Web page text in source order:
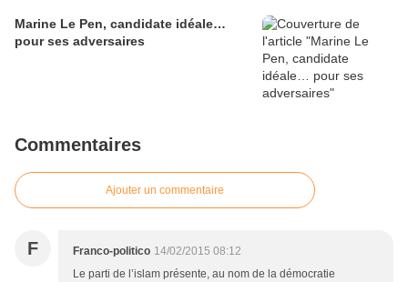
Marine Le Pen, candidate idéale…
pour ses adversaires
Commentaires
Ajouter un commentaire
F Franco-politico 14/02/2015 08:12
Le parti de l’islam présente, au nom de la démocratie